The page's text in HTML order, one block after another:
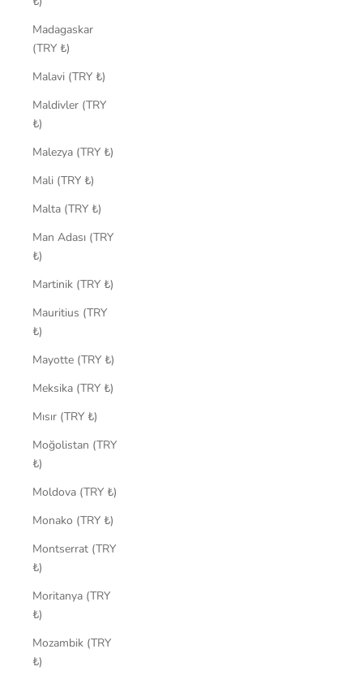
Madagaskar
(TRY ₺)
Malavi (TRY ₺)
Maldivler (TRY
₺)
Malezya (TRY ₺)
Mali (TRY ₺)
Malta (TRY ₺)
Man Adası (TRY
₺)
Martinik (TRY ₺)
Mauritius (TRY
₺)
Mayotte (TRY ₺)
Meksika (TRY ₺)
Mısır (TRY ₺)
Moğolistan (TRY
₺)
Moldova (TRY ₺)
Monako (TRY ₺)
Montserrat (TRY
₺)
Moritanya (TRY
₺)
Mozambik (TRY
₺)